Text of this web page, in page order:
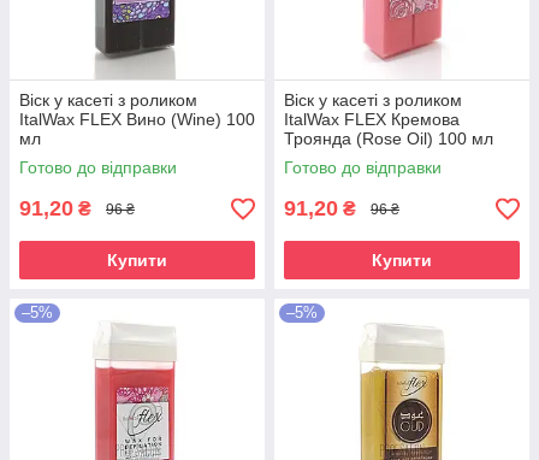
Віск у касеті з роликом
ItalWax FLEX Вино (Wine) 100
мл
Готово до відправки
91,20 ₴ 96 ₴
Купити
Віск у касеті з роликом
ItalWax FLEX Кремова
Троянда (Rose Oil) 100 мл
Готово до відправки
91,20 ₴ 96 ₴
Купити
–5% –5%